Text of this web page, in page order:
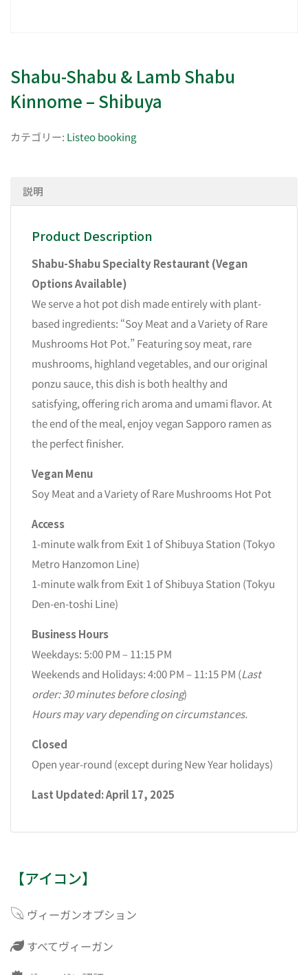
Shabu-Shabu & Lamb Shabu
Kinnome – Shibuya
カテゴリー: Listeo booking
説明
Product Description
Shabu-Shabu Specialty Restaurant (Vegan
Options Available)
We serve a hot pot dish made entirely with plant-
based ingredients: “Soy Meat and a Variety of Rare
Mushrooms Hot Pot.” Featuring soy meat, rare
mushrooms, highland vegetables, and our original
ponzu sauce, this dish is both healthy and
satisfying, offering rich aroma and umami flavor. At
the end of the meal, enjoy vegan Sapporo ramen as
the perfect finisher.
Vegan Menu
Soy Meat and a Variety of Rare Mushrooms Hot Pot
Access
1-minute walk from Exit 1 of Shibuya Station (Tokyo
Metro Hanzomon Line)
1-minute walk from Exit 1 of Shibuya Station (Tokyu
Den-en-toshi Line)
Business Hours
Weekdays: 5:00 PM – 11:15 PM
Weekends and Holidays: 4:00 PM – 11:15 PM (Last
order: 30 minutes before closing)
Hours may vary depending on circumstances.
Closed
Open year-round (except during New Year holidays)
Last Updated: April 17, 2025
【アイコン】
ヴィーガンオプション
すべてヴィーガン